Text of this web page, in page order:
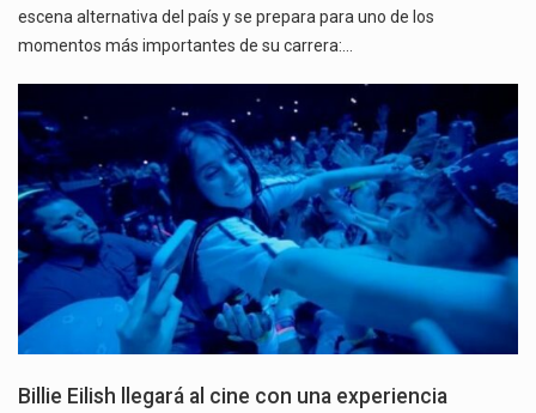
escena alternativa del país y se prepara para uno de los
momentos más importantes de su carrera:…
Billie Eilish llegará al cine con una experiencia